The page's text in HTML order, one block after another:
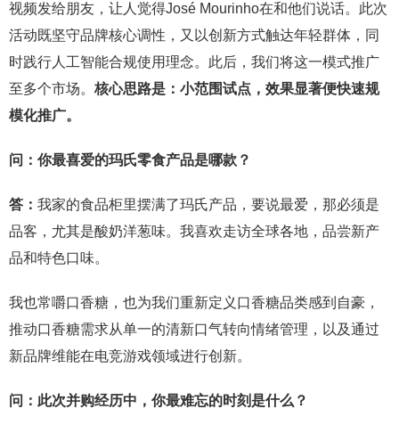
视频发给朋友，让人觉得José Mourinho在和他们说话。此次
活动既坚守品牌核心调性，又以创新方式触达年轻群体，同
时践行人工智能合规使用理念。此后，我们将这一模式推广
至多个市场。 核心思路是：小范围试点，效果显著便快速规
模化推广。
问：你最喜爱的玛氏零食产品是哪款？
答： 我家的食品柜里摆满了玛氏产品，要说最爱，那必须是
品客，尤其是酸奶洋葱味。我喜欢走访全球各地，品尝新产
品和特色口味。
我也常嚼口香糖，也为我们重新定义口香糖品类感到自豪，
推动口香糖需求从单一的清新口气转向情绪管理，以及通过
新品牌维能在电竞游戏领域进行创新。
问： 此次并购经历中，你最难忘的时刻是什么？